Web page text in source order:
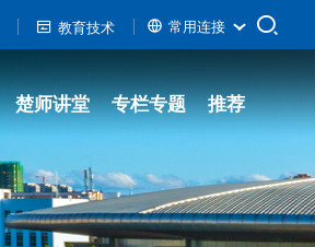
教育技术 常用连接
楚师讲堂 专栏专题 推荐